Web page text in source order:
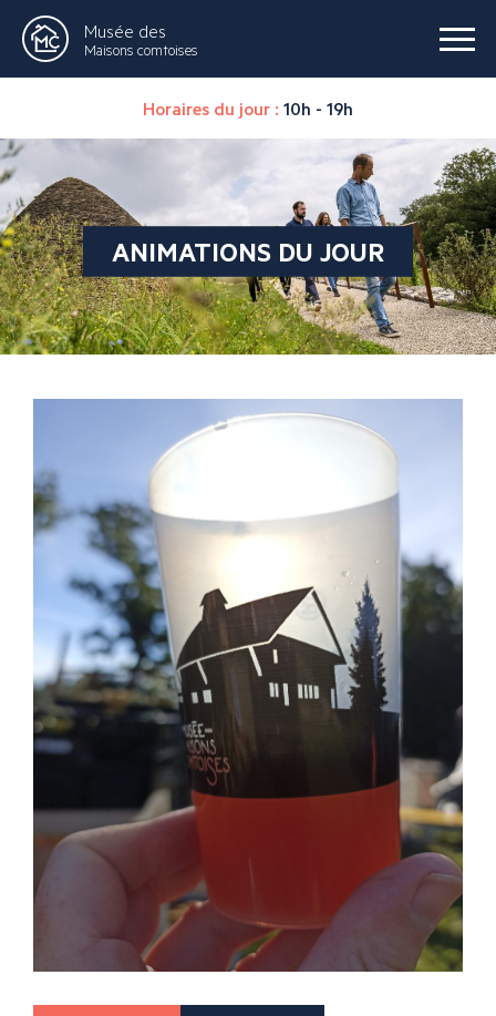
Musée des
Maisons comtoises
Horaires du jour : 10h - 19h
ANIMATIONS DU JOUR